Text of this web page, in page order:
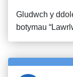
Gludwch y
botymau